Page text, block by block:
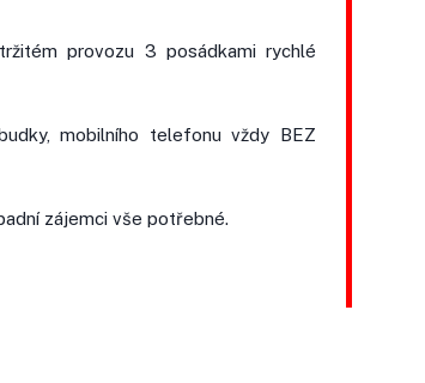
provozu 3 posádkami rychlé
mobilního telefonu vždy BEZ
zájemci vše potřebné.